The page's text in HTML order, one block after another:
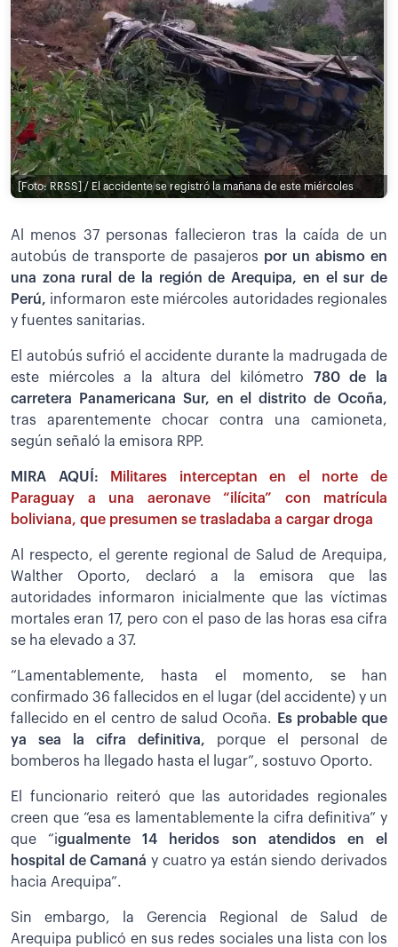
[Foto: RRSS] / El accidente se registró la mañana de este miércoles
Al menos 37 personas fallecieron tras la caída de un
autobús de transporte de pasajeros por un abismo en
una zona rural de la región de Arequipa, en el sur de
Perú, informaron este miércoles autoridades regionales
y fuentes sanitarias.
El autobús sufrió el accidente durante la madrugada de
este miércoles a la altura del kilómetro 780 de la
carretera Panamericana Sur, en el distrito de Ocoña,
tras aparentemente chocar contra una camioneta,
según señaló la emisora RPP.
MIRA AQUÍ: Militares interceptan en el norte de
Paraguay a una aeronave “ilícita” con matrícula
boliviana, que presumen se trasladaba a cargar droga
Al respecto, el gerente regional de Salud de Arequipa,
Walther Oporto, declaró a la emisora que las
autoridades informaron inicialmente que las víctimas
mortales eran 17, pero con el paso de las horas esa cifra
se ha elevado a 37.
“Lamentablemente, hasta el momento, se han
confirmado 36 fallecidos en el lugar (del accidente) y un
fallecido en el centro de salud Ocoña.
Es probable que
ya sea la cifra definitiva, porque el personal de
bomberos ha llegado hasta el lugar”, sostuvo Oporto.
El funcionario reiteró que las autoridades regionales
creen que “esa es lamentablemente la cifra definitiva” y
que “igualmente 14 heridos son atendidos en el
hospital de Camaná y cuatro ya están siendo derivados
hacia Arequipa”.
Sin embargo, la Gerencia Regional de Salud de
Arequipa publicó en sus redes sociales una lista con los